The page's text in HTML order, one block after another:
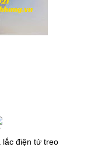
lắc điện tử treo